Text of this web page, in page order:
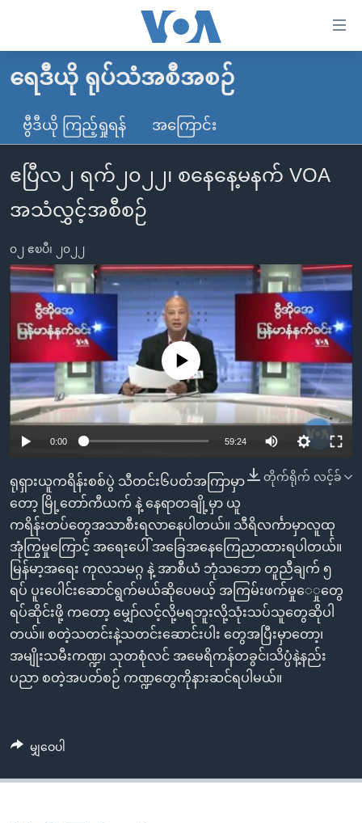
လွယ်ကူ
သည့်
Link
များ
ပင်မ
သို့
ကျော်
ပင်မ
အ
ညွန်း
စာမျက်နှာ
ကြည့်
ရန်
ရှာဖွေ
ရန်
နေရာ
သို့
ကျော်
ရန်
မူလစာမျက်နှာ
မြန်မာ
ကမ္ဘာ့သတင်းများ
နိုင်ငံတကာ
အမေရိကန်
အစ္စရေး-ပါလက်စတိုင်း
ဗွီဒီယို
သတင်းလွတ်လပ်ခွင့်
ရပ်ဝန်းတခု လမ်းတခု အလွန်
အင်္ဂလိပ်စာလေ့လာမယ်
အမေရိကန်သုံးအီဒီယံ
မကြေးမုံရဲ့ အင်္ဂလိပ်စာ
ရုပ်ရှင်ထဲက အင်္ဂလိပ်စာ
သုတပဒေသာ အင်္ဂလိပ်စာ
အပတ်စဉ်ကဏ္ဍများ
ရေဒီယို
ရေဒီယိုနှင့်ရုပ်သံ အချက်အလက်များ
ရေဒီယို/တီဗွီအစီအစဉ်
Learning English
ဗွီအိုအေ လူမှုကွန်ယက်များ
ဘာသာစကားများ
ရေဒီယို ရုပ်သံအစီအစဉ်
ဗွီဒီယို ကြည့်ရှုရန် အကြောင်း
ဧပြီလ၂ ရက်၂၀၂၂၊ စနေနေ့မနက် VOA
အသံလွှင့်အစီစဉ်
၀၂ ဧၿပီ၊ ၂၀၂၂
No media source currently available
0:00 59:24
တိုက်ရိုက် လင့်ခ်
ရုရှားယူကရိန်းစစ်ပွဲ သီတင်း၆ပတ်အကြာမှာ
တော့ မြို့တော်ကီယက် နဲ့ နေရာတချို့မှာ ယူ
ကရိန်းတပ်တွေအသာစီးရလာနေပါတယ်။ သီရိလင်္ကာမှာလူထု
အုံကြွမှုကြောင့် အရေးပေါ် အခြေအနေကြေညာထားရပါတယ်။
မြန်မာ့အရေး ကုလသမဂ္ဂ နဲ့ အာစီယံ ဘုံသဘော တူညီချက် ၅
ရပ် ပူးပေါင်းဆောင်ရွက်မယ်ဆိုပေမယ့် အကြမ်းဖက်မှုေှုတွေ
ရပ်ဆိုင်းဖို့ ကတော့ မျှော်လင့်လို့မရဘူးလို့သုံးသပ်သူတွေဆိုပါ
တယ်။ စတဲ့သတင်းနဲ့သတင်းဆောင်းပါး တွေအပြီးမှာတော့၊
အမျိုးသမီးကဏ္ဍ၊ သုတစုံလင် အမေရိကန်တခွင်၊သိပ္ပံနဲ့နည်း
ပညာ စတဲ့အပတ်စဉ် ကဏ္ဍတွေကိုနားဆင်ရပါမယ်။
မျှဝေပါ